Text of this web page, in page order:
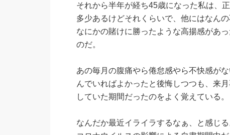
それから半年が経ち45歳になった私は、
多少あるけどそれくらいで、他にはなん
なにかの賭けに勝ったような高揚感があ
のだ。
あの毎月の腹痛やら倦怠感やら不快感が
んでいればよかったと後悔しつつも、来
していた期間だったのをよく覚えている。
なんだか最近イライラするなぁ、と感じ